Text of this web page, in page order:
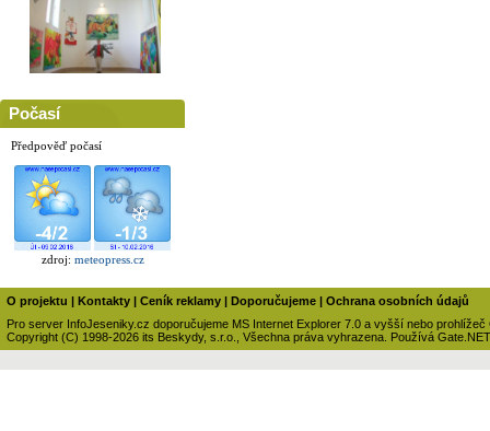
Počasí
Předpověď počasí
zdroj: meteopress.cz
O projektu Kontakty Ceník reklamy Doporučujeme
Ochrana osobních údajů
Pro server InfoJeseniky.cz doporučujeme MS Internet Explorer 7.0 a vyšší nebo prohlížeč
Copyright (C) 1998-2026 its Beskydy, s.r.o., Všechna práva vyhrazena. Používá